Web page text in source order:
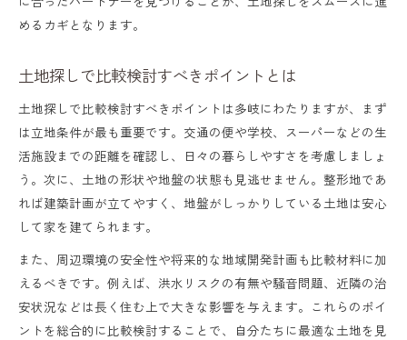
めるカギとなります。
土地探しで比較検討すべきポイントとは
土地探しで比較検討すべきポイントは多岐にわたりますが、まず
は立地条件が最も重要です。交通の便や学校、スーパーなどの生
活施設までの距離を確認し、日々の暮らしやすさを考慮しましょ
う。次に、土地の形状や地盤の状態も見逃せません。整形地であ
れば建築計画が立てやすく、地盤がしっかりしている土地は安心
して家を建てられます。
また、周辺環境の安全性や将来的な地域開発計画も比較材料に加
えるべきです。例えば、洪水リスクの有無や騒音問題、近隣の治
安状況などは長く住む上で大きな影響を与えます。これらのポイ
ントを総合的に比較検討することで、自分たちに最適な土地を見